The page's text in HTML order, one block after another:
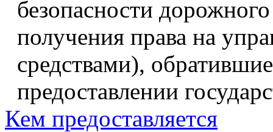
безопасности
получения права на
средствами),
предоставлении
Кем предоставляется